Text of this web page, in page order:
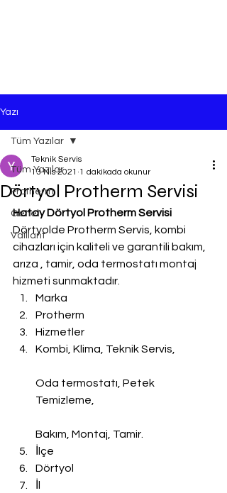
Yazı
Tüm Yazılar
Protherm
Genel
Vaillant
Tüm Yazılar
Dörtyol Protherm Servisi
Teknik Servis
13 Nis 2021 1 dakikada okunur
Hatay Dörtyol Protherm Servisi
Dörtyolde Protherm Servis, kombi
cihazları için kaliteli ve garantili bakım,
arıza , tamir, oda termostatı montaj
hizmeti sunmaktadır.
Marka
Protherm
Hizmetler
Kombi, Klima, Teknik Servis,
Oda termostatı, Petek
Temizleme,
Bakım, Montaj, Tamir.
İlçe
Dörtyol